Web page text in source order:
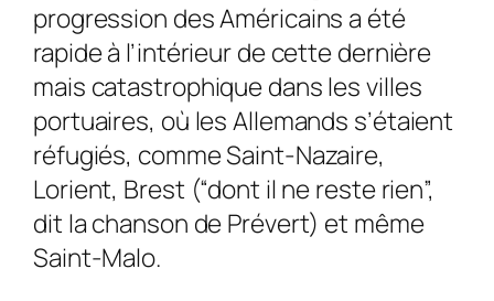
progression des Américains a été
rapide à l’intérieur de cette dernière
mais catastrophique dans les villes
portuaires, où les Allemands s’étaient
réfugiés, comme Saint-Nazaire,
Lorient, Brest (“dont il ne reste rien”,
dit la chanson de Prévert) et même
Saint-Malo.